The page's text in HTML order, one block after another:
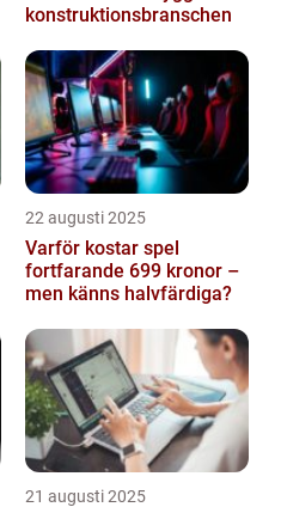
konstruktionsbranschen
22 augusti 2025
Varför kostar spel
fortfarande 699 kronor –
men känns halvfärdiga?
21 augusti 2025